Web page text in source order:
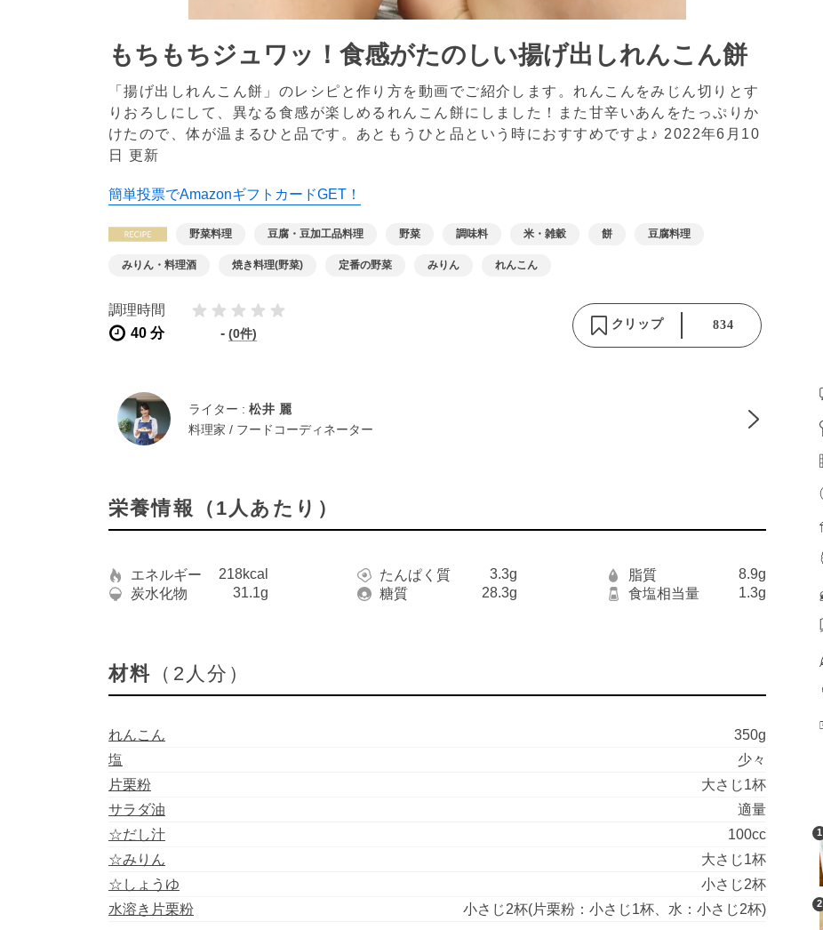
もちもちジュワッ！食感がたのしい揚げ出しれんこん餅
「揚げ出しれんこん餅」のレシピと作り方を動画でご紹介します。れんこんをみじん切りとす
りおろしにして、異なる食感が楽しめるれんこん餅にしました！また甘辛いあんをたっぷりか
けたので、体が温まるひと品です。あともうひと品という時におすすめですよ♪ 2022年6月10
日 更新
簡単投票でAmazonギフトカードGET！
野菜料理 豆腐・豆加工品料理 野菜 調味料 米・雑穀 餅 豆腐料理
みりん・料理酒 焼き料理(野菜) 定番の野菜 みりん れんこん
調理時間
40 分
- (0件)
クリップ 834
ライター : 松井 麗
料理家 / フードコーディネーター
栄養情報（1人あたり）
エネルギー 218kcal たんぱく質 3.3g 脂質
8.9g
炭水化物
31.1g 糖質 28.3g 食塩相当量 1.3g
材料 （2人分）
れんこん
350g
塩
少々
片栗粉
大さじ1杯
サラダ油
適量
☆だし汁
100cc
☆みりん
大さじ1杯
☆しょうゆ
小さじ2杯
水溶き片栗粉
小さじ2杯(片栗粉：小さじ1杯、水：小さじ2杯)
1
2